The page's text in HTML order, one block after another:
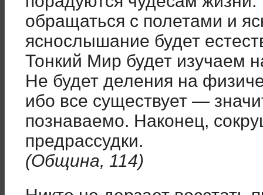
обращаться с полетами и
яснослышание будет
Тонкий Мир будет изучаем
Не будет деления на
ибо все существует —
познаваемо. Наконец,
предрассудки.
(Община, 114)